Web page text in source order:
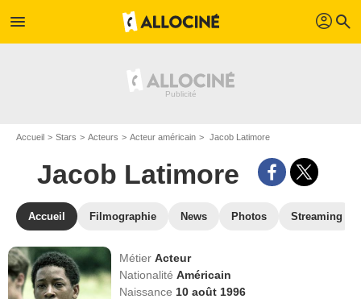
menu profil search
Accueil Stars Acteurs Acteur américain Jacob Latimore
Jacob Latimore
Accueil Filmographie News Photos Streaming
MétierActeur
NationalitéAméricain
Naissance 10 août 1996